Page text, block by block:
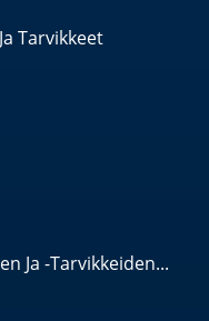
Tarvikkeet
Ja -tarvikkeiden...